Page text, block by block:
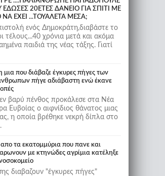
ΕΔΩΣΕΣ 20ΕΤΕΣ ΔΑΝΕΙΟ ΓΙΑ ΣΠΙΤΙ ΜΕ
ΕΧΕΙ ...ΤΟΥΑΛΕΤΑ ΜΕΣΑ;
ενός Δημοκράτη,διαβάστε το
τέλους...40 χρόνια μετά και ακόμα
παιδιά της νέας τάξης. Γιατί
μια που διάβαζε έγκυρες πήγες των
πήγε αδιάβαστη ενώ έκανε
βαρύ πένθος προκάλεσε στα Νέα
Ευβοίας ο αιφνίδιος θάνατος μιας
η οποία βρέθηκε νεκρή δίπλα στο
τα εκατομμύρια που πανε και
με κτηνώδες αγρίμια κατέληξε
διαβαζουν "έγκυρες πήγες"